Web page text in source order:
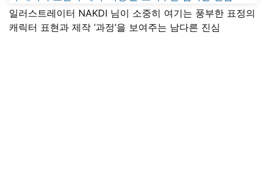
일러스트레이터 NAKDI 님이 소중히 여기는 풍부한 표정의
캐릭터 표현과 제작 ‘과정’을 보여주는 남다른 진심